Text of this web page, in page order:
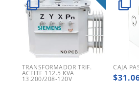
TRANSFORMADOR TRIF.
ACEITE 112.5 KVA
13.200/208-120V
CAJA
$